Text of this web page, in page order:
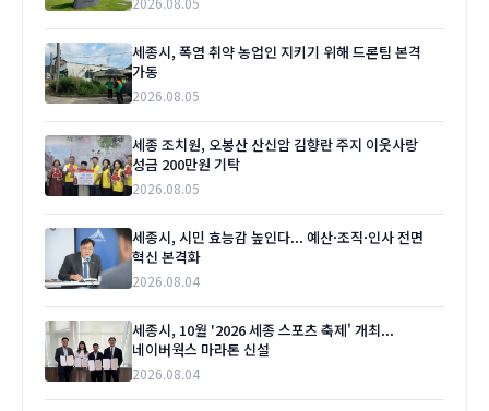
세종시, 폭염 취약 농업인 지키기 위해 드론팀 본격
가동
2026.08.05
세종 조치원, 오봉산 산신암 김향란 주지 이웃사랑
성금 200만원 기탁
2026.08.05
세종시, 시민 효능감 높인다... 예산·조직·인사 전면
혁신 본격화
2026.08.04
세종시, 10월 '2026 세종 스포츠 축제' 개최...
네이버웍스 마라톤 신설
2026.08.04